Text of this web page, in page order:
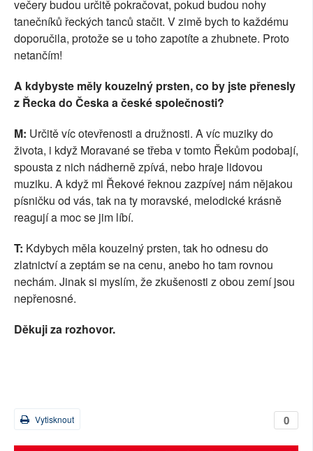
večery budou určitě pokračovat, pokud budou nohy
tanečníků řeckých tanců stačit. V zimě bych to každému
doporučila, protože se u toho zapotíte a zhubnete. Proto
netančím!
A kdybyste měly kouzelný prsten, co by jste přenesly
z Řecka do Česka a české společnosti?
M: Určitě víc otevřenosti a družnosti. A víc muziky do
života, i když Moravané se třeba v tomto Řekům podobají,
spousta z nich nádherně zpívá, nebo hraje lidovou
muziku. A když mi Řekové řeknou zazpívej nám nějakou
písničku od vás, tak na ty moravské, melodické krásně
reagují a moc se jim líbí.
T: Kdybych měla kouzelný prsten, tak ho odnesu do
zlatnictví a zeptám se na cenu, anebo ho tam rovnou
nechám. Jinak si myslím, že zkušenosti z obou zemí jsou
nepřenosné.
Děkuji za rozhovor.
0
Vytisknout